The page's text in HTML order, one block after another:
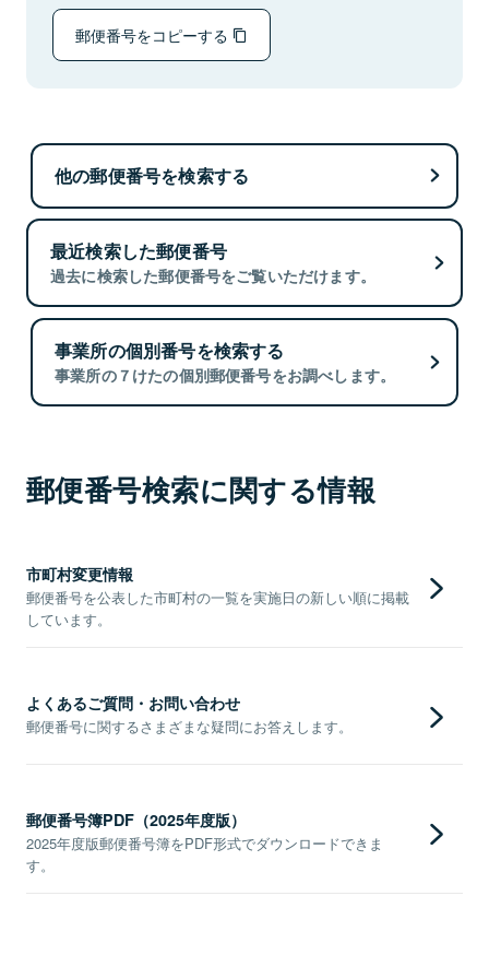
郵便番号をコピーする
他の郵便番号を検索する
最近検索した郵便番号
過去に検索した郵便番号をご覧いただけます。
事業所の個別番号を検索する
事業所の７けたの個別郵便番号をお調べします。
郵便番号検索に関する情報
市町村変更情報
郵便番号を公表した市町村の一覧を実施日の新しい順に掲載
しています。
よくあるご質問・お問い合わせ
郵便番号に関するさまざまな疑問にお答えします。
郵便番号簿PDF（2025年度版）
2025年度版郵便番号簿をPDF形式でダウンロードできま
す。